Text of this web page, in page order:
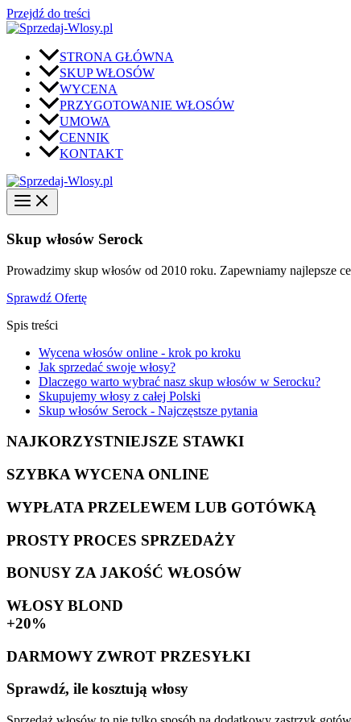
Przejdź do treści
STRONA GŁÓWNA
SKUP WŁOSÓW
WYCENA
PRZYGOTOWANIE WŁOSÓW
UMOWA
CENNIK
KONTAKT
Skup włosów Serock
Prowadzimy skup włosów od 2010 roku. Zapewniamy najlepsze
Sprawdź Ofertę
Spis treści
Wycena włosów online - krok po kroku
Jak sprzedać swoje włosy?
Dlaczego warto wybrać nasz skup włosów w Serocku?
Skupujemy włosy z całej Polski
Skup włosów Serock - Najczęstsze pytania
NAJKORZYSTNIEJSZE STAWKI
SZYBKA WYCENA ONLINE
WYPŁATA PRZELEWEM LUB GOTÓWKĄ
PROSTY PROCES SPRZEDAŻY
BONUSY ZA JAKOŚĆ WŁOSÓW
WŁOSY BLOND
+20%
DARMOWY ZWROT PRZESYŁKI
Sprawdź, ile kosztują włosy